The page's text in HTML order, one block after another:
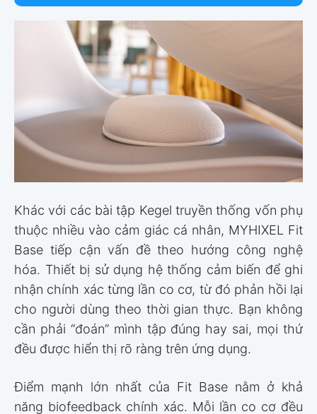
Khác với các bài tập Kegel truyền thống vốn phụ
thuộc nhiều vào cảm giác cá nhân, MYHIXEL Fit
Base tiếp cận vấn đề theo hướng công nghệ
hóa. Thiết bị sử dụng hệ thống cảm biến để ghi
nhận chính xác từng lần co cơ, từ đó phản hồi lại
cho người dùng theo thời gian thực. Bạn không
cần phải “đoán” mình tập đúng hay sai, mọi thứ
đều được hiển thị rõ ràng trên ứng dụng.
Điểm mạnh lớn nhất của Fit Base nằm ở khả
năng biofeedback chính xác. Mỗi lần co cơ đều